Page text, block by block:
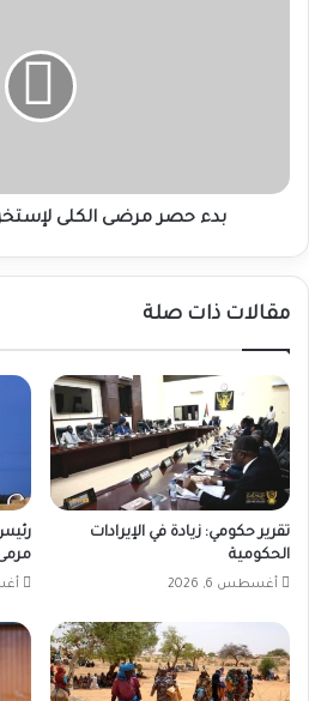
بدء حصر مرضى الكلى
مقالات ذات صلة
تقرير حكومي: زيادة في الإيرادات
الحكومية
أغسطس 6, 2026